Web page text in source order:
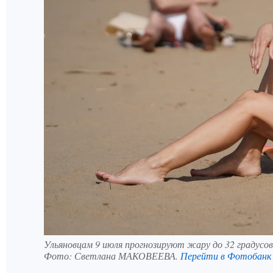
Ульяновцам 9 июля прогнозируют жару до 32 градусов
Фото: Светлана МАКОВЕЕВА. Перейти в